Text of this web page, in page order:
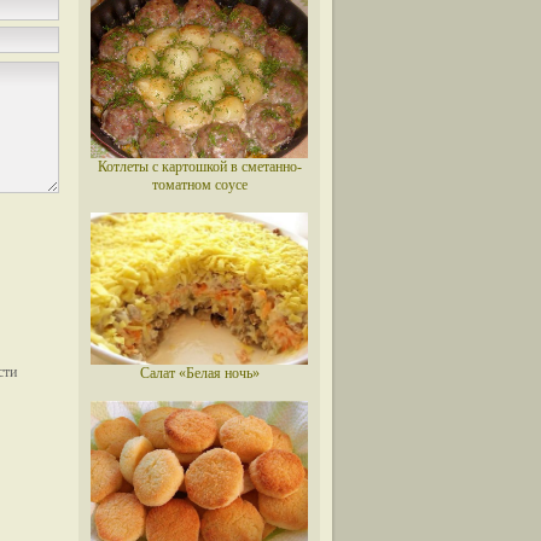
Котлеты с картошкой в сметанно-
томатном соусе
Салат «Белая ночь»